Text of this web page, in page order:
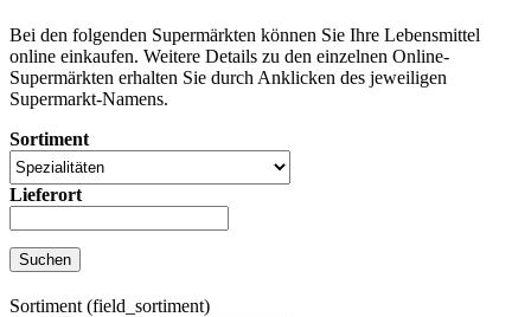
Bei den folgenden Supermärkten können Sie Ihre Lebensmittel
online einkaufen. Weitere Details zu den einzelnen Online-
Supermärkten erhalten Sie durch Anklicken des jeweiligen
Supermarkt-Namens.
Sortiment
Lieferort
Sortiment (field_sortiment)